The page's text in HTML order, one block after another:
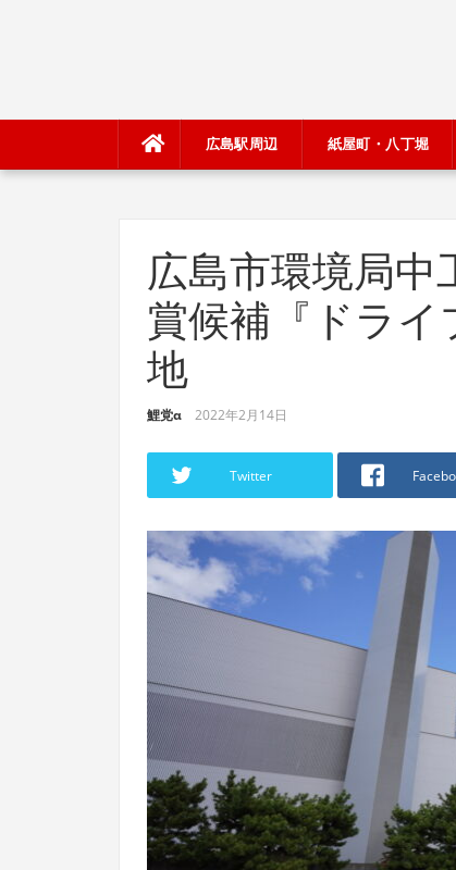
広島駅周辺 紙屋町・八丁堀
広島市環境局中
賞候補『ドラ
地
鯉党α 2022年2月14日
Twitter